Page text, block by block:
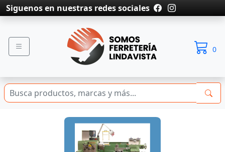
Siguenos en nuestras redes sociales
0